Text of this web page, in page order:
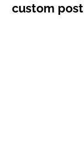
custom post